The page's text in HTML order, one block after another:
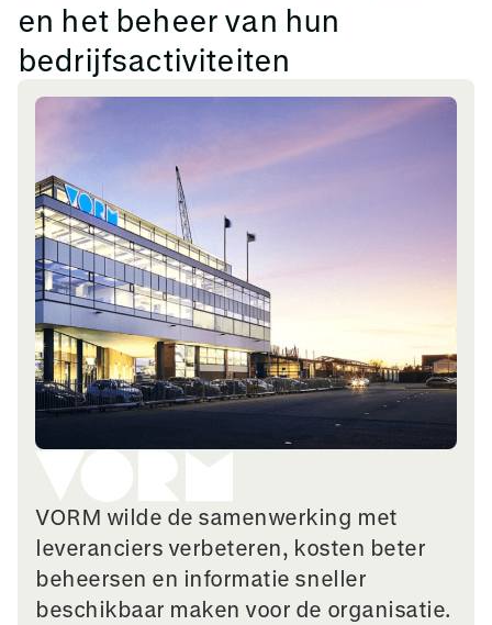
en het beheer van hun
bedrijfsactiviteiten
VORM wilde de samenwerking met
leveranciers verbeteren, kosten beter
beheersen en informatie sneller
beschikbaar maken voor de organisatie.